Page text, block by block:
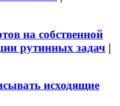
на собственной
рутинных задач |
исходящие